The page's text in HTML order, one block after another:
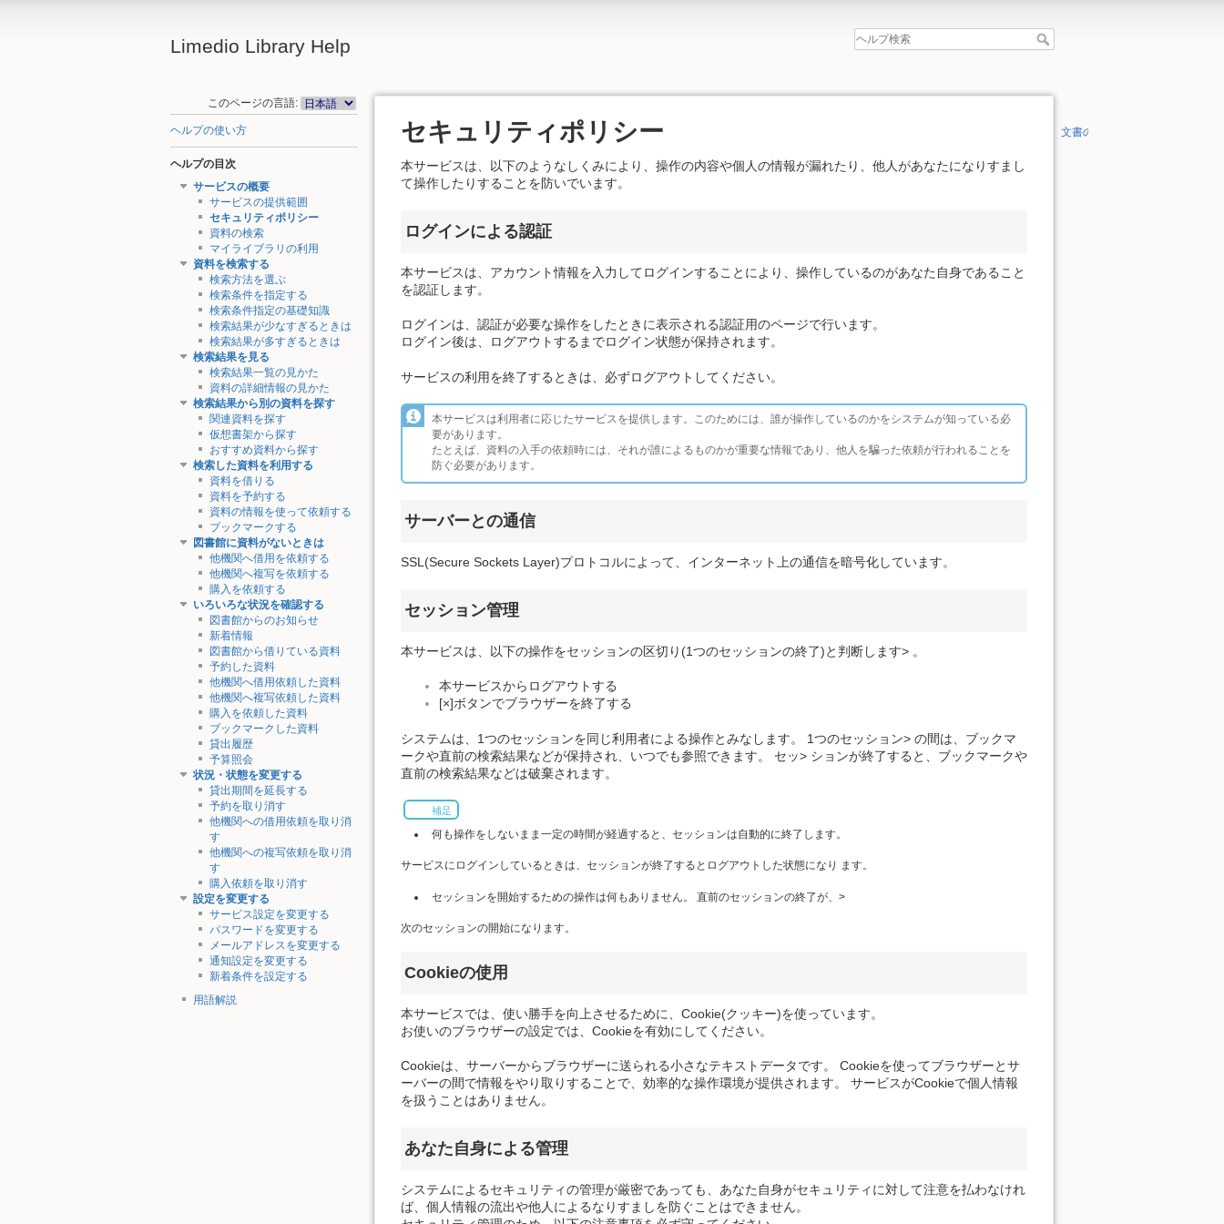
Limedio Library Help
このページの言語:
ヘルプの使い方
ヘルプの目次
サービスの概要
サービスの提供範囲
セキュリティポリシー
資料の検索
マイライブラリの利用
資料を検索する
検索方法を選ぶ
検索条件を指定する
検索条件指定の基礎知識
検索結果が少なすぎるときは
検索結果が多すぎるときは
検索結果を見る
検索結果一覧の見かた
資料の詳細情報の見かた
検索結果から別の資料を探す
関連資料を探す
仮想書架から探す
おすすめ資料から探す
検索した資料を利用する
資料を借りる
資料を予約する
資料の情報を使って依頼する
ブックマークする
図書館に資料がないときは
他機関へ借用を依頼する
他機関へ複写を依頼する
購入を依頼する
いろいろな状況を確認する
図書館からのお知らせ
新着情報
図書館から借りている資料
予約した資料
他機関へ借用依頼した資料
他機関へ複写依頼した資料
購入を依頼した資料
ブックマークした資料
貸出履歴
予算照会
状況・状態を変更する
貸出期間を延長する
予約を取り消す
他機関への借用依頼を取り消
す
他機関への複写依頼を取り消
す
購入依頼を取り消す
設定を変更する
サービス設定を変更する
パスワードを変更する
メールアドレスを変更する
通知設定を変更する
新着条件を設定する
用語解説
セキュリティポリシー
本サービスは、以下のようなしくみにより、操作の内容や個人の情報が漏れたり、他人があなたになりすまし
て操作したりすることを防いでいます。
ログインによる認証
本サービスは、アカウント情報を入力してログインすることにより、操作しているのがあなた自身であること
を認証します。
ログインは、認証が必要な操作をしたときに表示される認証用のページで行います。
ログイン後は、ログアウトするまでログイン状態が保持されます。
サービスの利用を終了するときは、必ずログアウトしてください。
本サービスは利用者に応じたサービスを提供します。このためには、誰が操作しているのかをシステムが知っている必
要があります。
たとえば、資料の入手の依頼時には、それが誰によるものかが重要な情報であり、他人を騙った依頼が行われることを
防ぐ必要があります。
サーバーとの通信
SSL(Secure Sockets Layer)プロトコルによって、インターネット上の通信を暗号化しています。
セッション管理
本サービスは、以下の操作をセッションの区切り(1つのセッションの終了)と判断します> 。
本サービスからログアウトする
[×]ボタンでブラウザーを終了する
システムは、1つのセッションを同じ利用者による操作とみなします。 1つのセッション> の間は、ブックマ
ークや直前の検索結果などが保持され、いつでも参照できます。 セッ> ションが終了すると、ブックマークや
直前の検索結果などは破棄されます。
補足
何も操作をしないまま一定の時間が経過すると、セッションは自動的に終了します。
サービスにログインしているときは、セッションが終了するとログアウトした状態になり ます。
セッションを開始するための操作は何もありません。 直前のセッションの終了が、>
次のセッションの開始になります。
Cookieの使用
本サービスでは、使い勝手を向上させるために、Cookie(クッキー)を使っています。
お使いのブラウザーの設定では、Cookieを有効にしてください。
Cookieは、サーバーからブラウザーに送られる小さなテキストデータです。 Cookieを使ってブラウザーとサ
ーバーの間で情報をやり取りすることで、効率的な操作環境が提供されます。 サービスがCookieで個人情報
を扱うことはありません。
あなた自身による管理
システムによるセキュリティの管理が厳密であっても、あなた自身がセキュリティに対して注意を払わなけれ
ば、個人情報の流出や他人によるなりすましを防ぐことはできません。
文書の先頭へ